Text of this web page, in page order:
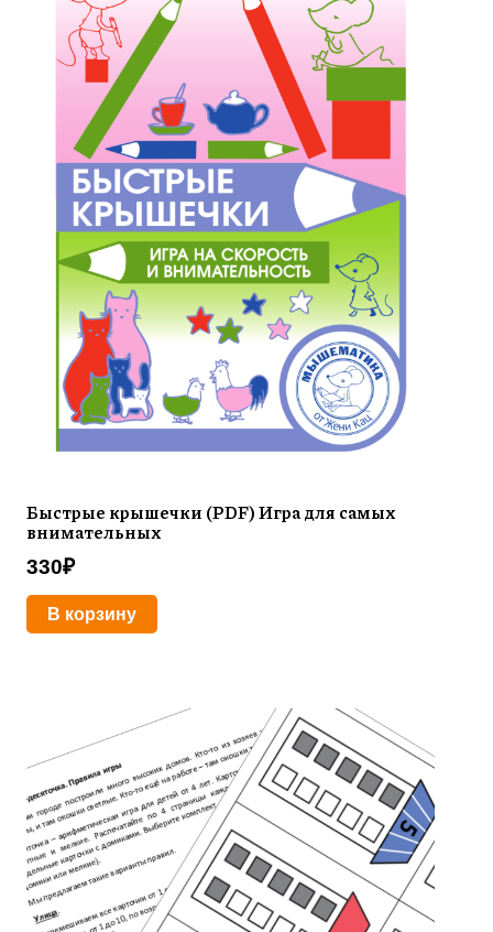
Быстрые крышечки (PDF) Игра для самых
внимательных
330₽
В корзину